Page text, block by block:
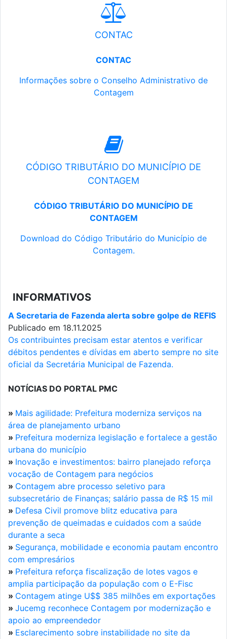
CONTAC
CONTAC
Informações sobre o Conselho Administrativo de
Contagem
CÓDIGO TRIBUTÁRIO DO MUNICÍPIO DE
CONTAGEM
CÓDIGO TRIBUTÁRIO DO MUNICÍPIO DE
CONTAGEM
Download do Código Tributário do Município de
Contagem.
INFORMATIVOS
A Secretaria de Fazenda alerta sobre golpe de REFIS
Publicado em 18.11.2025
Os contribuintes precisam estar atentos e verificar
débitos pendentes e dívidas em aberto sempre no site
oficial da Secretária Municipal de Fazenda.
NOTÍCIAS DO PORTAL PMC
» Mais agilidade: Prefeitura moderniza serviços na
área de planejamento urbano
» Prefeitura moderniza legislação e fortalece a gestão
urbana do município
» Inovação e investimentos: bairro planejado reforça
vocação de Contagem para negócios
» Contagem abre processo seletivo para
subsecretário de Finanças; salário passa de R$ 15 mil
» Defesa Civil promove blitz educativa para
prevenção de queimadas e cuidados com a saúde
durante a seca
» Segurança, mobilidade e economia pautam encontro
com empresários
» Prefeitura reforça fiscalização de lotes vagos e
amplia participação da população com o E-Fisc
» Contagem atinge U$$ 385 milhões em exportações
» Jucemg reconhece Contagem por modernização e
apoio ao empreendedor
» Esclarecimento sobre instabilidade no site da